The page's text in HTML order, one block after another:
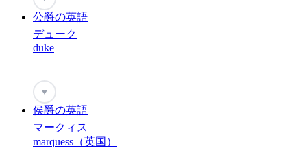
公爵の英語
デューク
duke
♥
侯爵の英語
マークィス
marquess（英国）